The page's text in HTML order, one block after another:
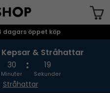
dagars öppet köp
Kepsar & Stråhattar
30
Minuter
19
Sekunder
Stråhattar